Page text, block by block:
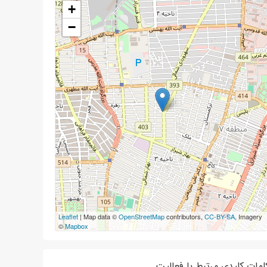
+
−
Leaflet| Map data ©OpenStreetMapcontributors, CC-BY-SA, Imagery
©Mapbox